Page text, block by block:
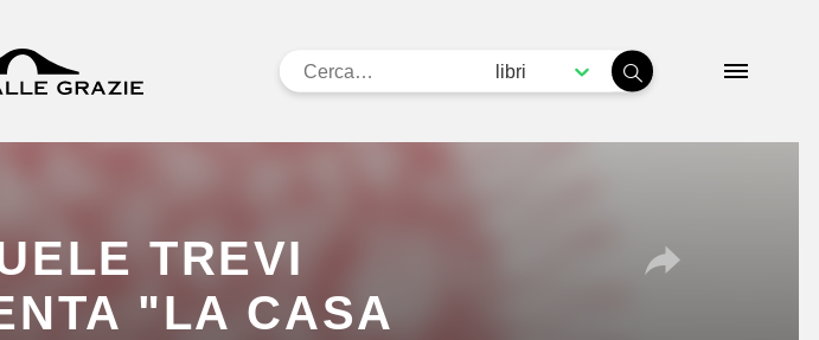
libri
TREVI
"LA CASA